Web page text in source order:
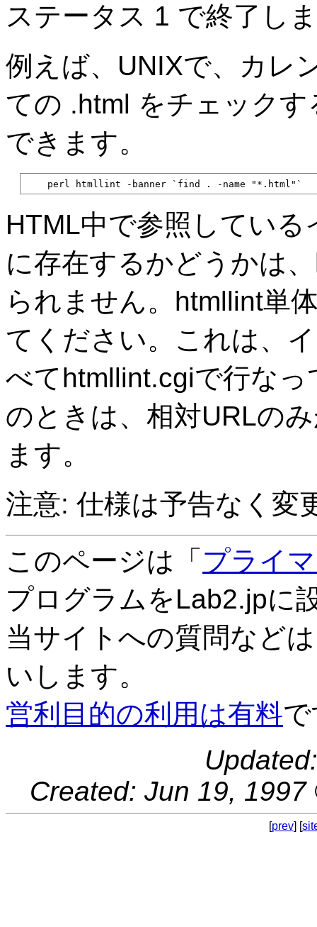
ステータス 1 で終了し
例えば、UNIXで、カレ
ての .html をチェック
できます。
    perl htmllint -banner `find . -name "*.html"`
HTML中で参照してい
に存在するかどうかは
られません。htmllint単
てください。これは、
べてhtmllint.cgiで行な
のときは、相対URLの
ます。
注意: 仕様は予告なく変
このページは「 プライ
プログラムをLab2.jpに
当サイトへの質問など
いします。
営利目的の利用は有料
Created: Jun 19,
[prev] [